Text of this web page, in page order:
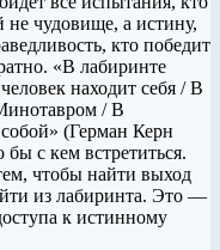
не чудовище, а истину,
кто победит
«В лабиринте
находит себя / В
/ В
собой» (Герман Керн
с кем встретиться.
чтобы найти выход
из лабиринта. Это —
к истинному